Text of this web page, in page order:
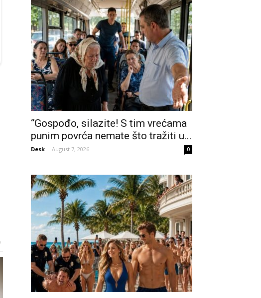
“Gospođo, silazite! S tim vrećama
punim povrća nemate što tražiti u...
Desk - August 7, 2026 0